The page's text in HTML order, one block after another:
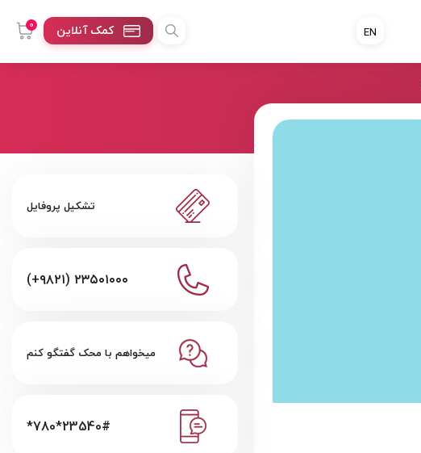
0 کمک آنلاین EN
تشکیل پروفایل
(+۹۸۲۱) ۲۳۵۰۱۰۰۰
میخواهم با محک گفتگو کنم
*780*23540#